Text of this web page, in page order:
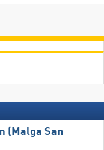
(Malga San